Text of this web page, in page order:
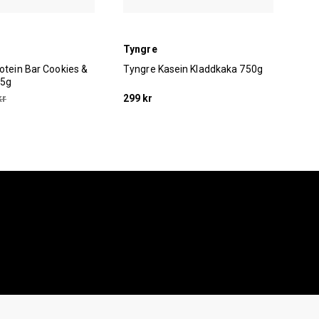
Bar Cookies &
Tyngre
Tyngre Kasein Kladdkaka 750g
299 kr